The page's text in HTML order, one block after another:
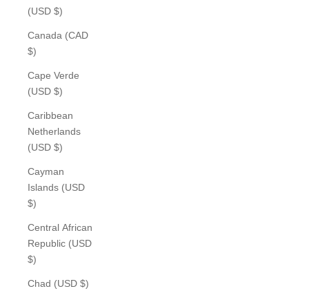
(USD $)
Canada (CAD
$)
Cape Verde
(USD $)
Caribbean
Netherlands
(USD $)
Cayman
Islands (USD
$)
Central African
Republic (USD
$)
Chad (USD $)